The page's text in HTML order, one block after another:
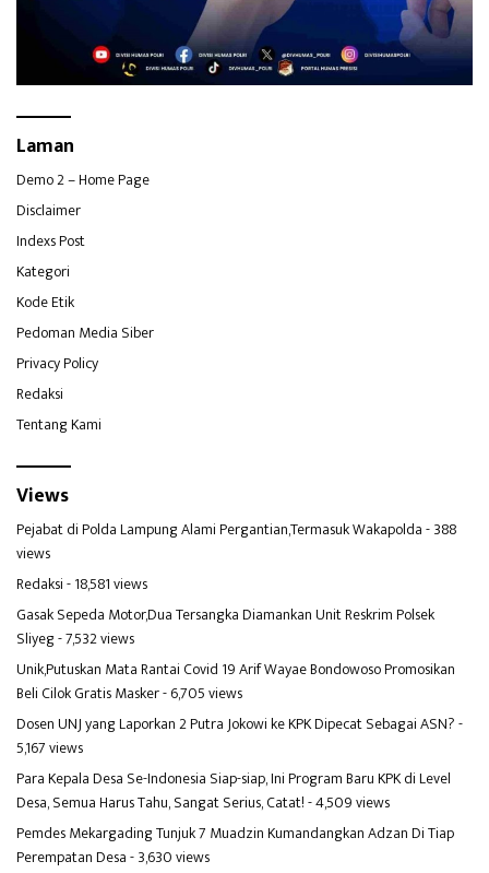
Laman
Demo 2 – Home Page
Disclaimer
Indexs Post
Kategori
Kode Etik
Pedoman Media Siber
Privacy Policy
Redaksi
Tentang Kami
Views
Pejabat di Polda Lampung Alami Pergantian,Termasuk Wakapolda- 388
views
Redaksi- 18,581 views
Gasak Sepeda Motor,Dua Tersangka Diamankan Unit Reskrim Polsek
Sliyeg- 7,532 views
Unik,Putuskan Mata Rantai Covid 19 Arif Wayae Bondowoso Promosikan
Beli Cilok Gratis Masker- 6,705 views
Dosen UNJ yang Laporkan 2 Putra Jokowi ke KPK Dipecat Sebagai ASN?-
5,167 views
Para Kepala Desa Se-Indonesia Siap-siap, Ini Program Baru KPK di Level
Desa, Semua Harus Tahu, Sangat Serius, Catat!- 4,509 views
Pemdes Mekargading Tunjuk 7 Muadzin Kumandangkan Adzan Di Tiap
Perempatan Desa- 3,630 views